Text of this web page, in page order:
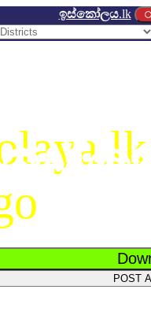
ඉස්කෝලය.lk
POST